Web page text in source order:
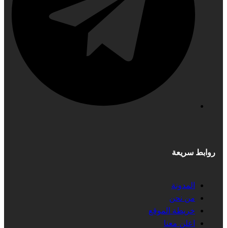
روابط سريعة
المدونة
من نحن
خريطة الموقع
اعلن معنا